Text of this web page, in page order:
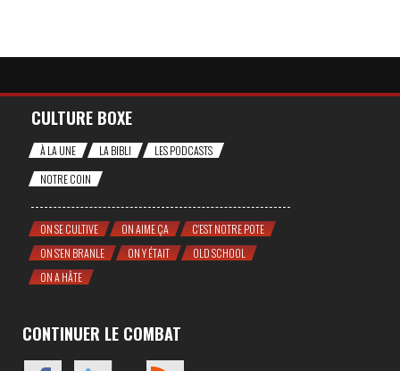
CULTURE BOXE
À LA UNE LA BIBLI
LES PODCASTS
NOTRE COIN
ON SE CULTIVE ON AIME ÇA
C'EST NOTRE POTE
ON S'EN BRANLE
ON Y ÉTAIT
OLD SCHOOL
ON A HÂTE
CONTINUER LE COMBAT